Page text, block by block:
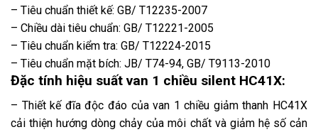
– Tiêu chuẩn thiết kế: GB/ T12235-2007
– Chiều dài tiêu chuẩn: GB/ T12221-2005
– Tiêu chuẩn kiểm tra: GB/ T12224-2015
– Tiêu chuẩn mặt bích: JB/ T74-94, GB/ T9113-2010
Đặc tính hiệu suất van 1 chiều silent HC41X:
– Thiết kế đĩa độc đáo của van 1 chiều giảm thanh HC41X
cải thiện hướng dòng chảy của môi chất và giảm hệ số cản